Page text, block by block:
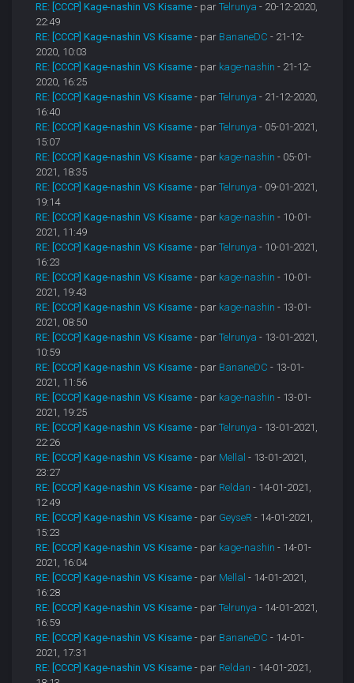
RE: [CCCP] Kage-nashin VS Kisame - parTelrunya - 20-12-2020,
22:49
RE: [CCCP] Kage-nashin VS Kisame - par BananeDC - 21-12-
2020, 10:03
RE: [CCCP] Kage-nashin VS Kisame - par kage-nashin - 21-12-
2020, 16:25
RE: [CCCP] Kage-nashin VS Kisame - parTelrunya - 21-12-2020,
16:40
RE: [CCCP] Kage-nashin VS Kisame - parTelrunya - 05-01-2021,
15:07
RE: [CCCP] Kage-nashin VS Kisame - par kage-nashin - 05-01-
2021, 18:35
RE: [CCCP] Kage-nashin VS Kisame - parTelrunya - 09-01-2021,
19:14
RE: [CCCP] Kage-nashin VS Kisame - par kage-nashin - 10-01-
2021, 11:49
RE: [CCCP] Kage-nashin VS Kisame - parTelrunya - 10-01-2021,
16:23
RE: [CCCP] Kage-nashin VS Kisame - par kage-nashin - 10-01-
2021, 19:43
RE: [CCCP] Kage-nashin VS Kisame - par kage-nashin - 13-01-
2021, 08:50
RE: [CCCP] Kage-nashin VS Kisame - parTelrunya - 13-01-2021,
10:59
RE: [CCCP] Kage-nashin VS Kisame - par BananeDC - 13-01-
2021, 11:56
RE: [CCCP] Kage-nashin VS Kisame - par kage-nashin - 13-01-
2021, 19:25
RE: [CCCP] Kage-nashin VS Kisame - parTelrunya - 13-01-2021,
22:26
RE: [CCCP] Kage-nashin VS Kisame - par Mellal - 13-01-2021,
23:27
RE: [CCCP] Kage-nashin VS Kisame - par Reldan - 14-01-2021,
12:49
RE: [CCCP] Kage-nashin VS Kisame - par GeyseR - 14-01-2021,
15:23
RE: [CCCP] Kage-nashin VS Kisame - par kage-nashin - 14-01-
2021, 16:04
RE: [CCCP] Kage-nashin VS Kisame - par Mellal - 14-01-2021,
16:28
RE: [CCCP] Kage-nashin VS Kisame - parTelrunya - 14-01-2021,
16:59
RE: [CCCP] Kage-nashin VS Kisame - par BananeDC - 14-01-
2021, 17:31
RE: [CCCP] Kage-nashin VS Kisame - par Reldan - 14-01-2021,